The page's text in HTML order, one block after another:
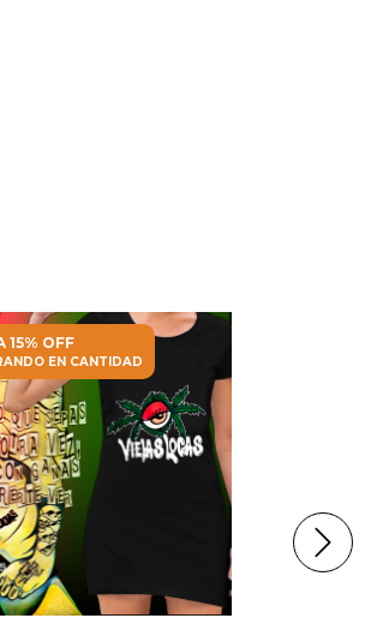
15% OFF
EN CANTIDAD